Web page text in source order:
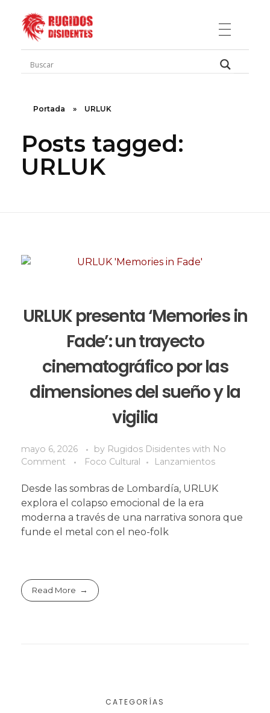
Rugidos Disidentes
Bogotá - Colombia | ISSN 2619-5569
Portada » URLUK
Posts tagged:
URLUK
URLUK presenta ‘Memories in
Fade’: un trayecto
cinematográfico por las
dimensiones del sueño y la
vigilia
mayo 6, 2026 by Rugidos Disidentes with No
Comment
Foco Cultural Lanzamientos
Desde las sombras de Lombardía, URLUK
explora el colapso emocional de la era
moderna a través de una narrativa sonora que
funde el metal con el neo-folk
Read More
CATEGORÍAS